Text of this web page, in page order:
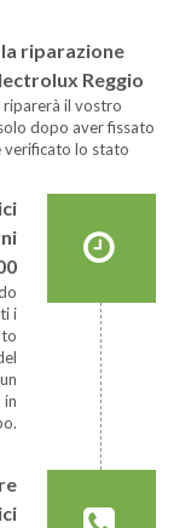
riparazione
Reggio
riparerà il vostro
dopo aver fissato
verificato lo stato
i
in